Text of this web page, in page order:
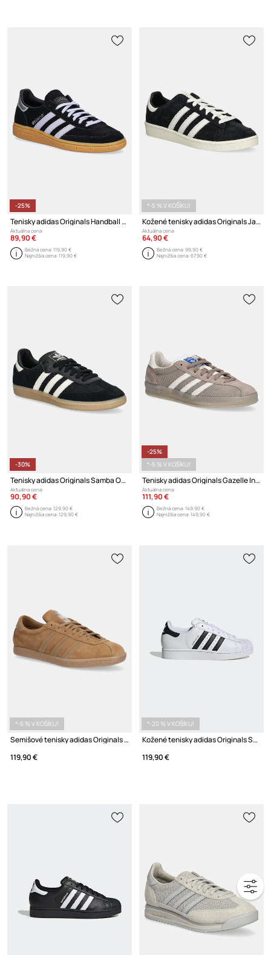
-25%
Tenisky adidas Originals Handball Spezial ST W
Aktuálna cena:
89,90 €
Bežná cena:119,90 €
Najnižšia cena:119,90 €
*-5 % V KOŠÍKU!
Kožené tenisky adidas Originals Jabbar LO
Aktuálna cena:
64,90 €
Bežná cena:99,90 €
Najnižšia cena:67,90 €
-30%
Tenisky adidas Originals Samba OG
Aktuálna cena:
90,90 €
Bežná cena:129,90 €
Najnižšia cena:129,90 €
-25%
*-5 % V KOŠÍKU!
Tenisky adidas Originals Gazelle Indoor
Aktuálna cena:
111,90 €
Bežná cena:149,90 €
Najnižšia cena:149,90 €
*-5 % V KOŠÍKU!
Semišové tenisky adidas Originals Tobacco
119,90 €
*-20 % V KOŠÍKU!
Kožené tenisky adidas Originals Superstar II
119,90 €